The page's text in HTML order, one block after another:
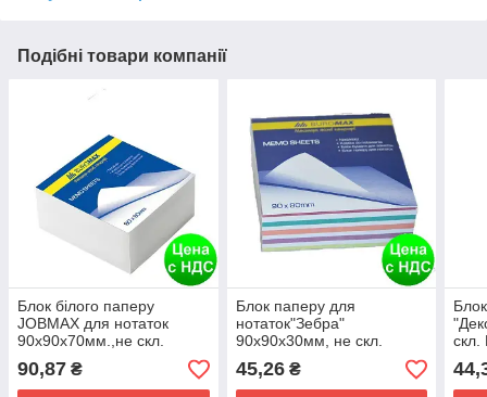
Подібні товари компанії
Блок білого паперу
JOBMAX для нотаток
90х90х70мм.,не скл.
BM.2218
90,87 ₴
Блок паперу для
нотаток"Зебра"
90х90х30мм, не скл.
BM.2257
45,26₴
скл.